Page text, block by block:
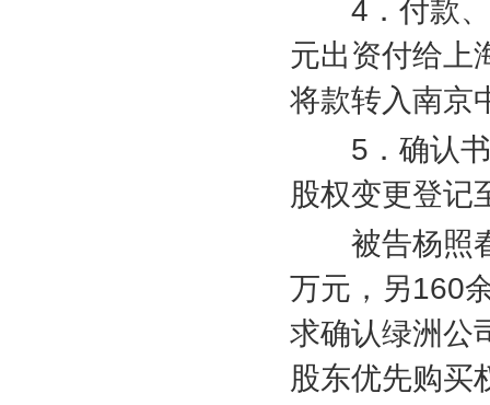
4 ．付款
元出资付给上
将款转入南京
5 ．确认书
股权变更登记
被告杨照春
万元，另160
求确认绿洲公
股东优先购买